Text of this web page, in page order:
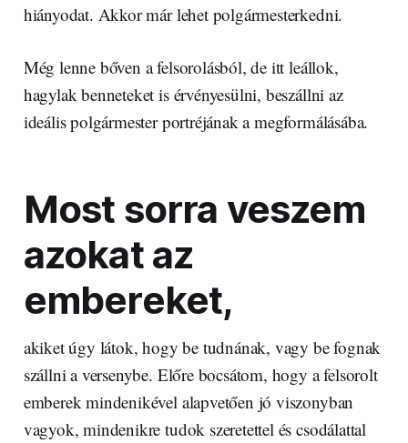
hiányodat. Akkor már lehet polgármesterkedni.
Még lenne bőven a felsorolásból, de itt leállok,
hagylak benneteket is érvényesülni, beszállni az
ideális polgármester portréjának a megformálásába.
Most sorra veszem
azokat az
embereket,
akiket úgy látok, hogy be tudnának, vagy be fognak
szállni a versenybe. Előre bocsátom, hogy a felsorolt
emberek mindenikével alapvetően jó viszonyban
vagyok, mindenikre tudok szeretettel és csodálattal